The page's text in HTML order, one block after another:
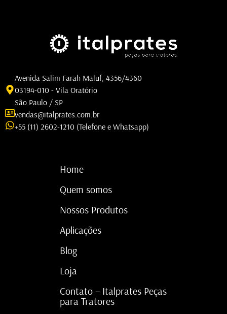
Avenida Salim Farah Maluf, 4356/4360
03194-010 - Vila Oratório
São Paulo / SP
vendas@italprates.com.br
+55 (11) 2602-1210 (Telefone e Whatsapp)
Home
Quem somos
Nossos Produtos
Aplicações
Blog
Loja
Contato – Italprates Peças
para Tratores